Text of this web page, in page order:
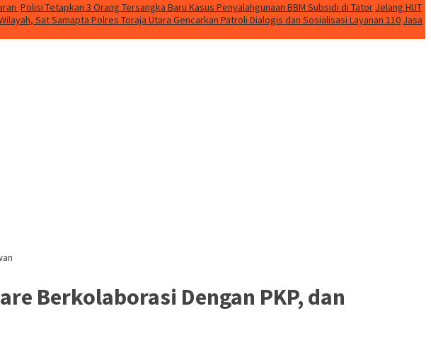
Polisi Tetapkan 3 Orang Tersangka Baru Kasus Penyalahgunaan BBM Subsidi di Tator Jelang HUT
Sat Samapta Polres Toraja Utara Gencarkan Patroli Dialogis dan Sosialisasi Layanan 110 Jasa
Berkolaborasi Dengan PKP, dan